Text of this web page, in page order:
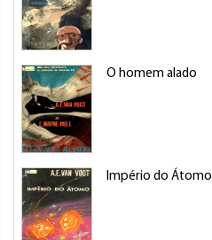
O homem alado
Império do Átomo